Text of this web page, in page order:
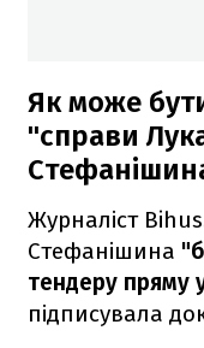
Як може
"справи
Журналіст
Стефанішина
тендеру пряму
підписувала